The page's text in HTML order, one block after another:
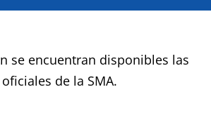
se encuentran disponibles las
de la SMA.